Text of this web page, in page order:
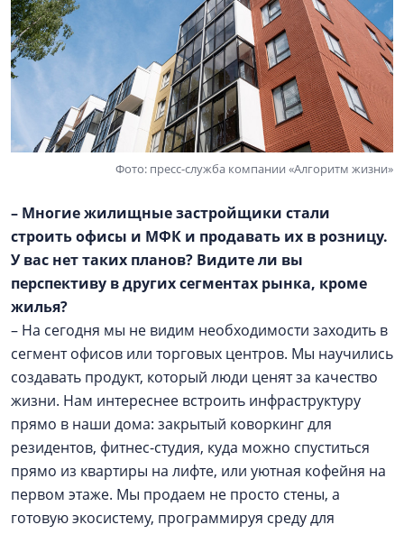
Фото: пресс-служба компании «Алгоритм жизни»
– Многие жилищные застройщики стали
строить офисы и МФК и продавать их в розницу.
У вас нет таких планов? Видите ли вы
перспективу в других сегментах рынка, кроме
жилья?
– На сегодня мы не видим необходимости заходить в
сегмент офисов или торговых центров. Мы научились
создавать продукт, который люди ценят за качество
жизни. Нам интереснее встроить инфраструктуру
прямо в наши дома: закрытый коворкинг для
резидентов, фитнес-студия, куда можно спуститься
прямо из квартиры на лифте, или уютная кофейня на
первом этаже. Мы продаем не просто стены, а
готовую экосистему, программируя среду для